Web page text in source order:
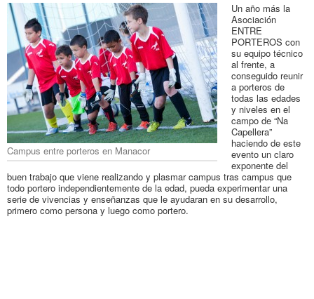
Campus entre porteros en Manacor
Un año más la
Asociación
ENTRE
PORTEROS con
su equipo técnico
al frente, a
conseguido reunir
a porteros de
todas las edades
y niveles en el
campo de “Na
Capellera”
haciendo de este
evento un claro
exponente del
buen trabajo que viene realizando y plasmar campus tras campus que
todo portero independientemente de la edad, pueda experimentar una
serie de vivencias y enseñanzas que le ayudaran en su desarrollo,
primero como persona y luego como portero.